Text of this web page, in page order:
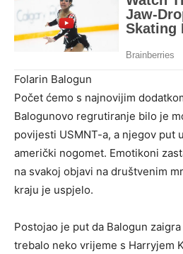
Folarin Balogun
Počet ćemo s najnovijim
Balogunovo regrutiranje bilo je
povijesti USMNT-a, a njegov put
američki nogomet. Emotikoni
na svakoj objavi na društvenim
kraju je uspjelo.
Postojao je put da Balogun
trebalo neko vrijeme s Harryjem